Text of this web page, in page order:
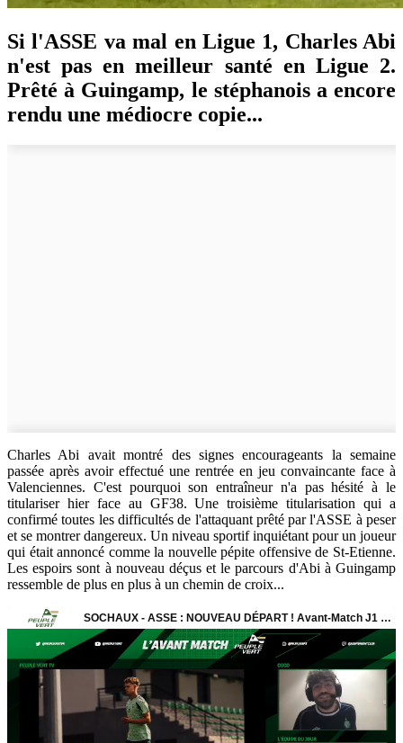
Si l'ASSE va mal en Ligue 1, Charles Abi
n'est pas en meilleur santé en Ligue 2.
Prêté à Guingamp, le stéphanois a encore
rendu une médiocre copie...
Charles Abi avait montré des signes encourageants la semaine
passée après avoir effectué une rentrée en jeu convaincante face à
Valenciennes. C'est pourquoi son entraîneur n'a pas hésité à le
titulariser hier face au GF38. Une troisième titularisation qui a
confirmé toutes les difficultés de l'attaquant prêté par l'ASSE à peser
et se montrer dangereux. Un niveau sportif inquiétant pour un joueur
qui était annoncé comme la nouvelle pépite offensive de St-Etienne.
Les espoirs sont à nouveau déçus et le parcours d'Abi à Guingamp
ressemble de plus en plus à un chemin de croix...